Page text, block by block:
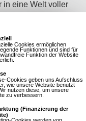
in eine Welt voller
für Spieler, die
suchen
und
von Genres, die
Cookies ermöglichen
Funktionen und sind für
Funktion der Website
Cookies geben uns Aufschluss
wie unsere Website benutzt
nutzen diese, um unsere
zu verbessern.
(Finanzierung der